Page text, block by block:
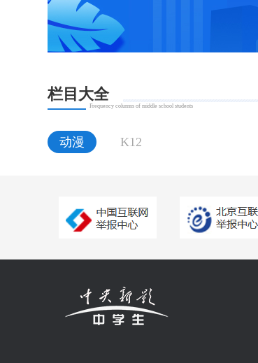
栏目大全
Frequency columns of middle school students
动漫 K12